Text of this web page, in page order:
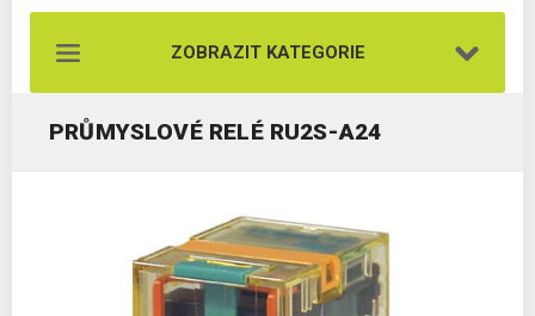
ZOBRAZIT KATEGORIE
PRŮMYSLOVÉ RELÉ RU2S-A24